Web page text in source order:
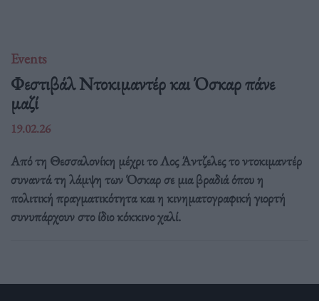
Events
Φεστιβάλ Ντοκιμαντέρ και Όσκαρ πάνε
μαζί
19.02.26
Από τη Θεσσαλονίκη μέχρι το Λος Άντζελες το ντοκιμαντέρ
συναντά τη λάμψη των Όσκαρ σε μια βραδιά όπου η
πολιτική πραγματικότητα και η κινηματογραφική γιορτή
συνυπάρχουν στο ίδιο κόκκινο χαλί.